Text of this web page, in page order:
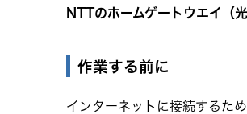
NTTのホームゲートウエイ（
作業する前に
インターネットに接続するた